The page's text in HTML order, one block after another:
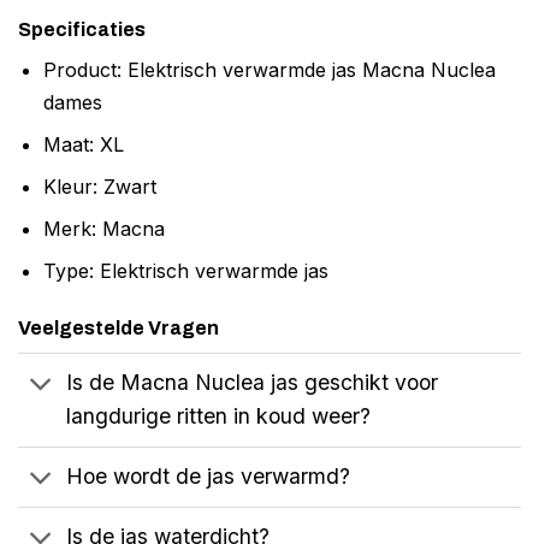
Specificaties
Product: Elektrisch verwarmde jas Macna Nuclea
dames
Maat: XL
Kleur: Zwart
Merk: Macna
Type: Elektrisch verwarmde jas
Veelgestelde Vragen
Is de Macna Nuclea jas geschikt voor
langdurige ritten in koud weer?
Hoe wordt de jas verwarmd?
Is de jas waterdicht?